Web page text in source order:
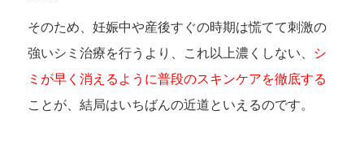
そのため、妊娠中や産後すぐの時期は慌てて刺激の
強いシミ治療を行うより、これ以上濃くしない、
シ
ミが早く消えるように普段のスキンケアを徹底する
ことが、結局はいちばんの近道といえるのです。